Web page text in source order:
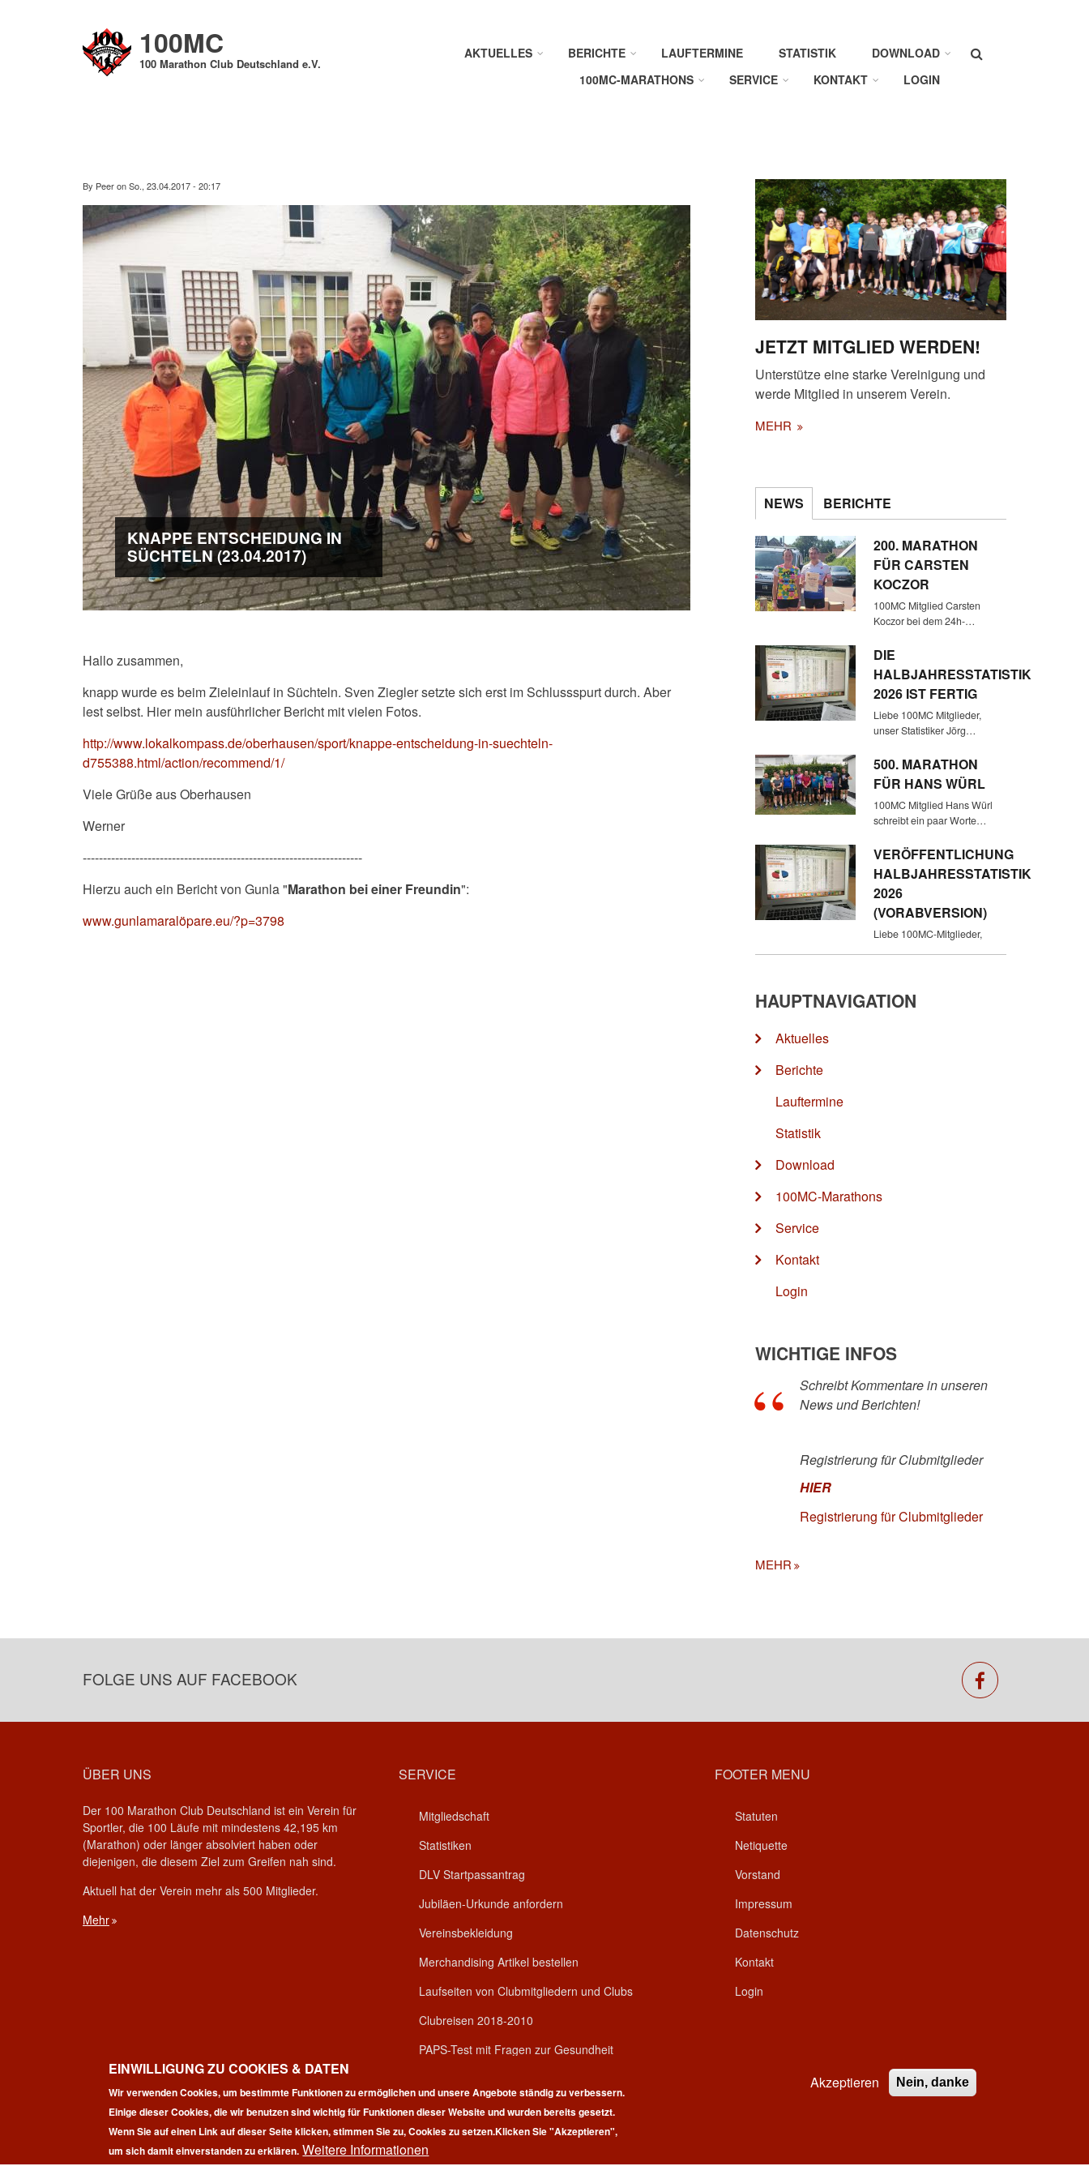
100MC
100 Marathon Club Deutschland e.V.
Suche
AKTUELLES BERICHTE LAUFTERMINE STATISTIK
DOWNLOAD
100MC-MARATHONS
SERVICE KONTAKT LOGIN
By PeeronSo., 23.04.2017 - 20:17
KNAPPE ENTSCHEIDUNG IN
SÜCHTELN (23.04.2017)
Hallo zusammen,
knapp wurde es beim Zieleinlauf in Süchteln. Sven Ziegler setzte sich erst im Schlussspurt durch. Aber
lest selbst. Hier mein ausführlicher Bericht mit vielen Fotos.
http://www.lokalkompass.de/oberhausen/sport/knappe-entscheidung-in-suechteln-
d755388.html/action/recommend/1/
Viele Grüße aus Oberhausen
Werner
---------------------------------------------------------------------
Hierzu auch ein Bericht von Gunla "Marathon bei einer Freundin":
www.gunlamaralöpare.eu/?p=3798
JETZT MITGLIED WERDEN!
Unterstütze eine starke Vereinigung und
werde Mitglied in unserem Verein.
MEHR
NEWS BERICHTE
200. MARATHON
FÜR CARSTEN
KOCZOR
100MC Mitglied Carsten
Koczor bei dem 24h-…
DIE
HALBJAHRESSTATISTIK
2026 IST FERTIG
Liebe 100MC Mitglieder,
unser Statistiker Jörg…
500. MARATHON
FÜR HANS WÜRL
100MC Mitglied Hans Würl
schreibt ein paar Worte…
VERÖFFENTLICHUNG
HALBJAHRESSTATISTIK
2026
(VORABVERSION)
Liebe 100MC-Mitglieder,
HAUPTNAVIGATION
Aktuelles
Berichte
Lauftermine
Statistik
Download
100MC-Marathons
Service
Kontakt
Login
WICHTIGE INFOS
Schreibt Kommentare in unseren
News und Berichten!
Registrierung für Clubmitglieder
HIER
Registrierung für Clubmitglieder
MEHR
FOLGE UNS AUF FACEBOOK facebook
ÜBER UNS
Der 100 Marathon Club Deutschland ist ein Verein für
Sportler, die 100 Läufe mit mindestens 42,195 km
(Marathon) oder länger absolviert haben oder
diejenigen, die diesem Ziel zum Greifen nah sind.
Aktuell hat der Verein mehr als 500 Mitglieder.
Mehr
SERVICE
Mitgliedschaft
Statistiken
DLV Startpassantrag
Jubiläen-Urkunde anfordern
Vereinsbekleidung
Merchandising Artikel bestellen
Laufseiten von Clubmitgliedern und Clubs
Clubreisen 2018-2010
PAPS-Test mit Fragen zur Gesundheit
FOOTER MENU
Statuten
Netiquette
Vorstand
Impressum
Datenschutz
Kontakt
Login
Copyright © 2026 | 100 Marathon Club Deutschland e.V. | All rights reserved.
EINWILLIGUNG ZU COOKIES & DATEN
Wir verwenden Cookies, um bestimmte Funktionen zu ermöglichen und unsere Angebote ständig zu verbessern.
Einige dieser Cookies, die wir benutzen sind wichtig für Funktionen dieser Website und wurden bereits gesetzt.
Wenn Sie auf einen Link auf dieser Seite klicken, stimmen Sie zu, Cookies zu setzen.Klicken Sie "Akzeptieren",
um sich damit einverstanden zu erklären. Weitere Informationen
Akzeptieren Nein, danke